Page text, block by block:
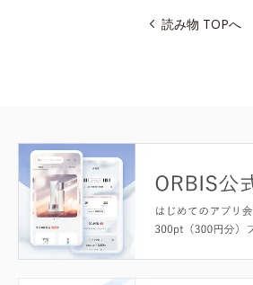
読み物 TOPへ